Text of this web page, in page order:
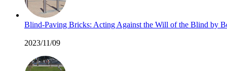
Blind-Paving Bricks: Acting Against the Will of the Blind by
2023/11/09